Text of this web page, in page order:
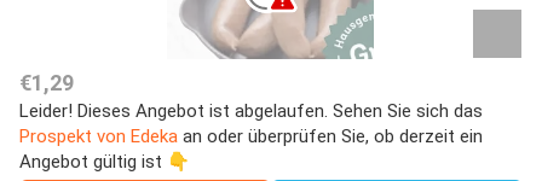
€1,29
Leider! Dieses Angebot ist abgelaufen. Sehen Sie sich das
Prospekt von Edeka an oder überprüfen Sie, ob derzeit ein
Angebot gültig ist 👇